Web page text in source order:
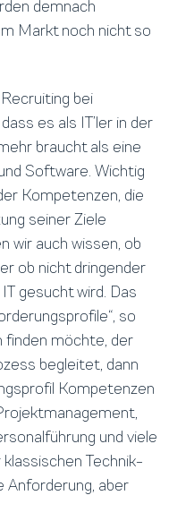
demnach
Markt noch nicht so
bei
es als IT’ler in der
braucht als eine
Software. Wichtig
Kompetenzen, die
seiner Ziele
wir auch wissen, ob
ob nicht dringender
gesucht wird. Das
so
finden möchte, der
begleitet, dann
Kompetenzen
und viele
Technik-
Anforderung, aber